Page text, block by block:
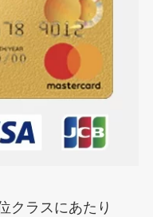
クラスにあたり